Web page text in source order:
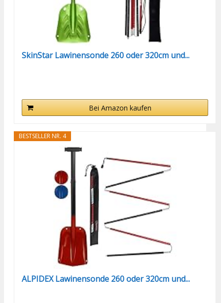
SkinStar Lawinensonde 260 oder 320cm und...
Bei Amazon kaufen
BESTSELLER NR. 4
ALPIDEX Lawinensonde 260 oder 320cm und...